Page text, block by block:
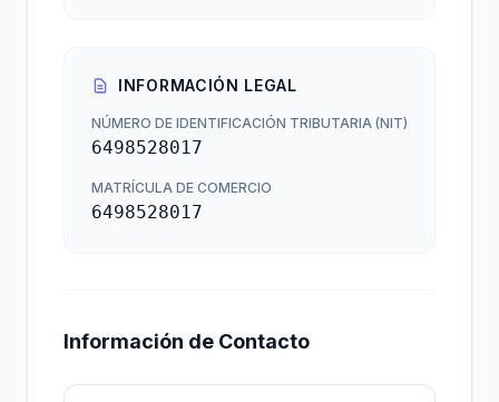
INFORMACIÓN LEGAL
NÚMERO DE IDENTIFICACIÓN TRIBUTARIA (NIT)
6498528017
MATRÍCULA DE COMERCIO
6498528017
Información de Contacto